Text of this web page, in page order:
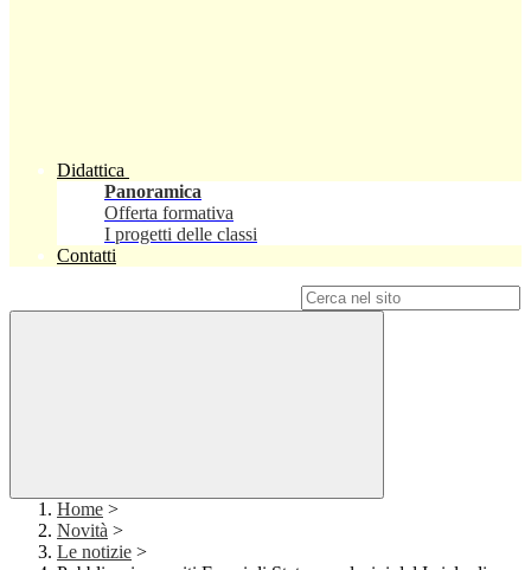
Didattica
Panoramica
Offerta formativa
I progetti delle classi
Contatti
Home >
Novità >
Le notizie >